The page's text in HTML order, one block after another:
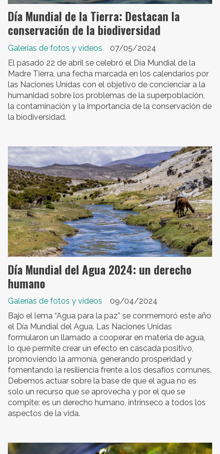
Día Mundial de la Tierra: Destacan la
conservación de la biodiversidad
Galerías de fotos y videos
07/05/2024
El pasado 22 de abril se celebró el Día Mundial de la
Madre Tierra, una fecha marcada en los calendarios por
las Naciones Unidas con el objetivo de concienciar a la
humanidad sobre los problemas de la superpoblación,
la contaminación y la importancia de la conservación de
la biodiversidad.
Día Mundial del Agua 2024: un derecho
humano
Galerías de fotos y videos
09/04/2024
Bajo el lema “Agua para la paz” se conmemoró este año
el Día Mundial del Agua. Las Naciones Unidas
formularon un llamado a cooperar en materia de agua,
lo que permite crear un efecto en cascada positivo,
promoviendo la armonía, generando prosperidad y
fomentando la resiliencia frente a los desafíos comunes.
Debemos actuar sobre la base de que el agua no es
solo un recurso que se aprovecha y por el que se
compite: es un derecho humano, intrínseco a todos los
aspectos de la vida.